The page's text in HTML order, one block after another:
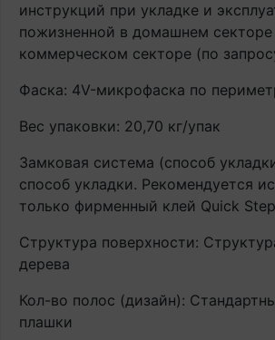
инструкций при укладке и
пожизненной в домашнем секторе
коммерческом секторе (по
Фаска: 4V-микрофаска по
Вес упаковки: 20,70 кг/упак
Замковая система (способ
способ укладки. Рекомендуется
только фирменный клей Quick
Структура поверхности:
дерева
Кол-во полос (дизайн):
плашки